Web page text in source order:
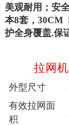
美观耐用；安
本8套， 30CM
护全身覆盖.保
拉 网
外型 尺寸
有效拉网面
积